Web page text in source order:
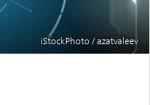
iStockPhoto / azatvaleev